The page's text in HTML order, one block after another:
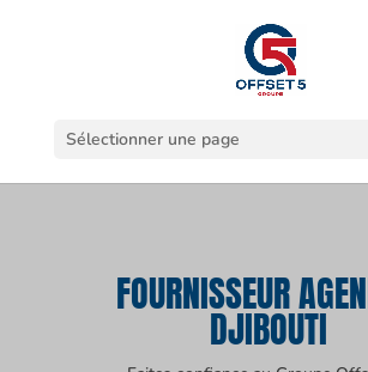
Sélectionner une page
FOURNISSEUR
DJIBOUTI